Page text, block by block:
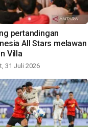
pertandingan
All Stars melawan
Villa
31 Juli 2026